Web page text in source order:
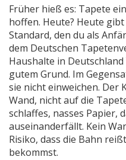
Früher hieß es: Tapete
hoffen. Heute? Heute
Standard, den du als
dem Deutschen
Haushalte in
gutem Grund. Im
sie nicht einweichen. Der
Wand, nicht auf die
schlaffes, nasses Papier,
auseinanderfällt. Kein
Risiko, dass die Bahn
bekommst.